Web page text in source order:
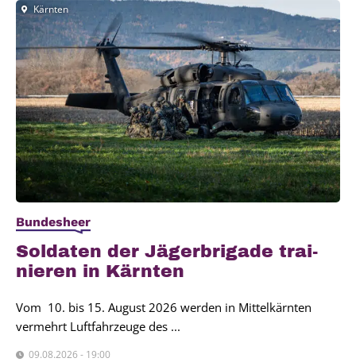
Kärnten
Bundesheer
Sol­da­ten der Jäger­bri­ga­de trai­
nie­ren in Kärn­ten
Vom 10. bis 15. August 2026 werden in Mittelkärnten
vermehrt Luftfahrzeuge des ...
09.08.2026 - 19:00